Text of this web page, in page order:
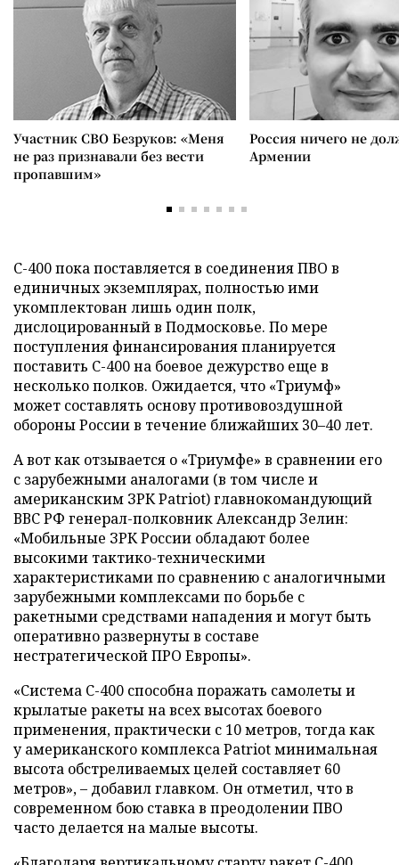
Участник СВО Безруков: «Меня
не раз признавали без вести
пропавшим»
Россия ничего не
Армении
С-400 пока поставляется в соединения ПВО в
единичных экземплярах, полностью ими
укомплектован лишь один полк,
дислоцированный в Подмосковье. По мере
поступления финансирования планируется
поставить С-400 на боевое дежурство еще в
несколько полков. Ожидается, что «Триумф»
может составлять основу противовоздушной
обороны России в течение ближайших 30–40 лет.
А вот как отзывается о «Триумфе» в сравнении его
с зарубежными аналогами (в том числе и
американским ЗРК Patriot) главнокомандующий
ВВС РФ генерал-полковник Александр Зелин:
«Мобильные ЗРК России обладают более
высокими тактико-техническими
характеристиками по сравнению с аналогичными
зарубежными комплексами по борьбе с
ракетными средствами нападения и могут быть
оперативно развернуты в составе
нестратегической ПРО Европы».
«Система С-400 способна поражать самолеты и
крылатые ракеты на всех высотах боевого
применения, практически с 10 метров, тогда как
у американского комплекса Patriot минимальная
высота обстреливаемых целей составляет 60
метров», – добавил главком. Он отметил, что в
современном бою ставка в преодолении ПВО
часто делается на малые высоты.